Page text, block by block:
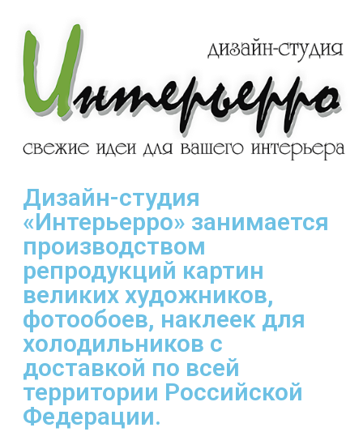
Дизайн-студия
«Интерьерро» занимается
производством
репродукций картин
великих художников,
фотообоев, наклеек для
холодильников с
доставкой по всей
территории Российской
Федерации.